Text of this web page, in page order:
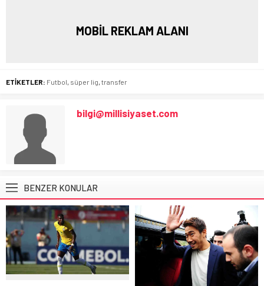
MOBİL REKLAM ALANI
ETİKETLER: Futbol, süper lig, transfer
bilgi@millisiyaset.com
BENZER KONULAR